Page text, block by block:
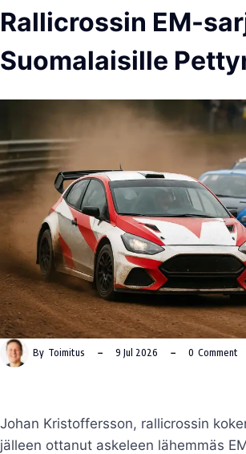
Rallicrossin EM-
Suomalaisille
By Toimitus 9 Jul 2026 0 Comment
Johan Kristoffersson, rallicrossin
jälleen ottanut askeleen lähemmäs